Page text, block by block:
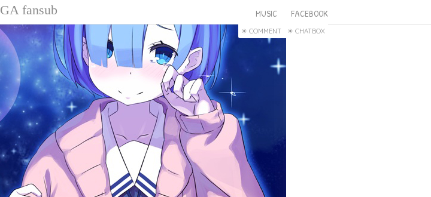
fansub MUSIC FACEBOOK
COMMENT CHATBOX